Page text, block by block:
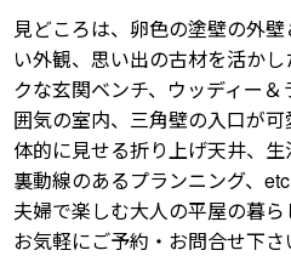
見どころは、卵色の塗壁の外
い外観、思い出の古材を活か
クな玄関ベンチ、ウッディー
囲気の室内、三角壁の入口が
体的に見せる折り上げ天井、
裏動線のあるプランニング、
夫婦で楽しむ大人の平屋の暮ら
お気軽にご予約・お問合せ下さ